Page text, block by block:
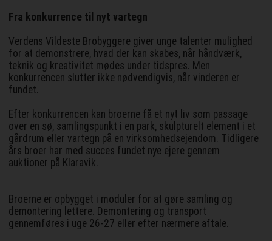
Fra konkurrence til nyt vartegn
Verdens Vildeste Brobyggere giver unge talenter mulighed
for at demonstrere, hvad der kan skabes, når håndværk,
teknik og kreativitet mødes under tidspres. Men
konkurrencen slutter ikke nødvendigvis, når vinderen er
fundet.
Efter konkurrencen kan broerne få et nyt liv som passage
over en sø, samlingspunkt i en park, skulpturelt element i et
gårdrum eller vartegn på en virksomhedsejendom. Tidligere
års broer har med succes fundet nye ejere gennem
auktioner på Klaravik.
Broerne er opbygget i moduler for at gøre samling og
demontering lettere. Demontering og transport
gennemføres i uge 26-27 eller efter nærmere aftale.